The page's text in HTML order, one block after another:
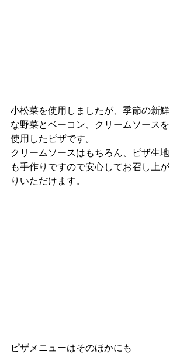
小松菜を使用しましたが、季節の新鮮
な野菜とベーコン、クリームソースを
使用したピザです。
クリームソースはもちろん、ピザ生地
も手作りですので安心してお召し上が
りいただけます。
ピザメニューはそのほかにも